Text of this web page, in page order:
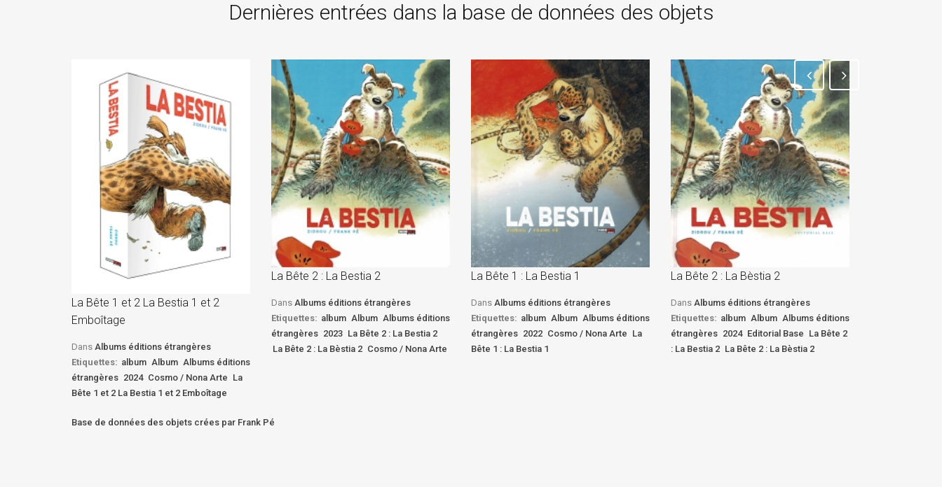
Dernières entrées dans la base de données des objets
La Bête 1 et 2 La Bestia 1 et 2
Emboîtage
Dans Albums éditions étrangères
Etiquettes: album Album Albums éditions
étrangères 2024 Cosmo / Nona Arte La
Bête 1 et 2 La Bestia 1 et 2 Emboîtage
La Bête 2 : La Bestia 2
Dans Albums éditions étrangères
Etiquettes: album Album Albums éditions
étrangères 2023 La Bête 2 : La Bestia 2
La Bête 2 : La Bèstia 2 Cosmo / Nona Arte
La Bête 1 : La Bestia 1
Dans Albums éditions étrangères
Etiquettes: album Album Albums éditions
étrangères 2022 Cosmo / Nona Arte La
Bête 1 : La Bestia 1
La Bête 2 : La Bèstia 2
Dans Albums éditions étrangères
Etiquettes: album Album Albums éditions
étrangères 2024 Editorial Base La Bête 2
: La Bestia 2 La Bête 2 : La Bèstia 2
Base de données des objets crées par Frank Pé